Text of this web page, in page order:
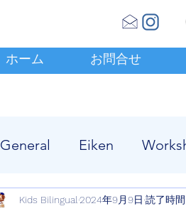
ホーム お問合せ
General Eiken
Kids Bilingual 2024年9月9日 読了時間